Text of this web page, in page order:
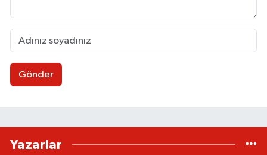
Gönder
Yazarlar